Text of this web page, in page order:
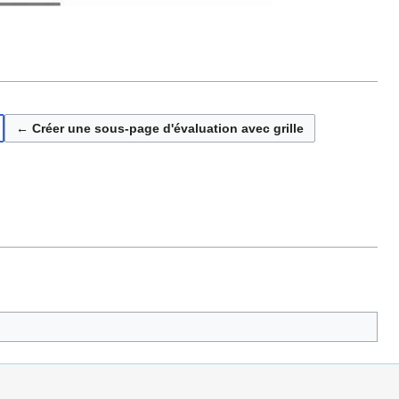
← Créer une sous-page d'évaluation avec grille